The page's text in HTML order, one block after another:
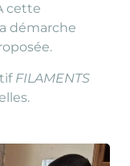
cette
démarche
FILAMENTS